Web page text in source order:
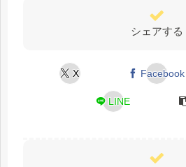
シェアする
X Facebook
LINE